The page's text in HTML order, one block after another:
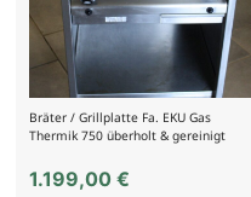
Bräter / Grillplatte Fa. EKU Gas
Thermik 750 überholt & gereinigt
1.199,00 €